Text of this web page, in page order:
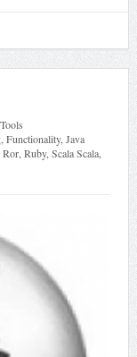
Tools
, Functionality, Java
Ror, Ruby, Scala Scala,